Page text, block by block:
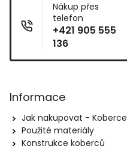
Nákup přes
telefon
+421 905 555
136
Informace
Jak nakupovat - Koberce
Použité materiály
Konstrukce koberců